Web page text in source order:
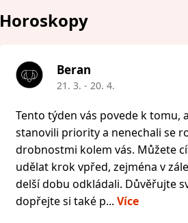
Horoskopy
Beran
21. 3. - 20. 4.
Tento týden vás povede k tomu,
stanovili priority a nenechali se
drobnostmi kolem vás. Můžete
udělat krok vpřed, zejména v
delší dobu odkládali. Důvěřujte
dopřejte si také p... Více